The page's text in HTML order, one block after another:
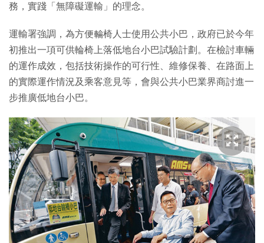
務，實踐「無障礙運輸」的理念。
運輸署強調，為方便輪椅人士使用公共小巴，政府已於今年
初推出一項可供輪椅上落低地台小巴試驗計劃。在檢討車輛
的運作成效，包括技術操作的可行性、維修保養、在路面上
的實際運作情況及乘客意見等，會與公共小巴業界商討進一
步推廣低地台小巴。